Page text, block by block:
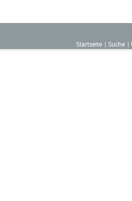
Startseite
Suche